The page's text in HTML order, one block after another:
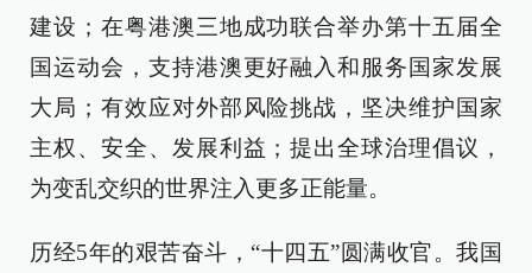
建设；在粤港澳三地成功联合举办第十五届全
国运动会，支持港澳更好融入和服务国家发展
大局；有效应对外部风险挑战，坚决维护国家
主权、安全、发展利益；提出全球治理倡议，
为变乱交织的世界注入更多正能量。
历经5年的艰苦奋斗，“十四五”圆满收官。我国